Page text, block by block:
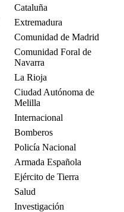
Cataluña
Extremadura
Comunidad de Madrid
Comunidad Foral de
Navarra
La Rioja
Ciudad Autónoma de
Melilla
Internacional
Bomberos
Policía Nacional
Armada Española
Ejército de Tierra
Salud
Investigación